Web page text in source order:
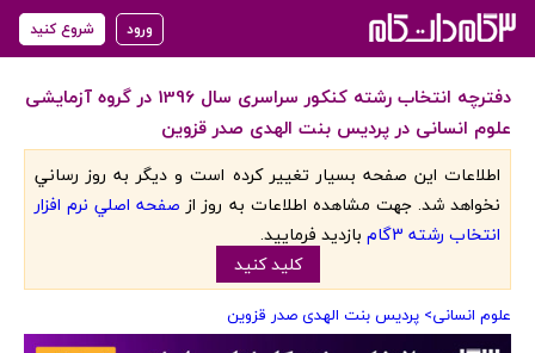
ورود شروع کنید
دفترچه انتخاب رشته کنکور سراسری سال 1396 در گروه آزمایشی
علوم انسانی در پردیس بنت الهدی صدر قزوین
اطلاعات اين صفحه بسيار تغيير کرده است و ديگر به روز رساني
نخواهد شد. جهت مشاهده اطلاعات به روز از صفحه اصلي نرم افزار
انتخاب رشته 3گام
بازديد فرماييد.
کليد کنيد
علوم انسانی> پردیس بنت الهدی صدر قزوین